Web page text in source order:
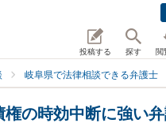
投稿する 探す 閲
岐阜県で法律相談できる弁護士
権の時効中断に強い